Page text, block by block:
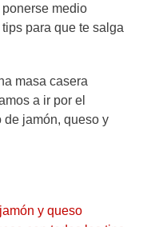
medio
para que te salga
masa casera
a ir por el
de jamón, queso y
y queso